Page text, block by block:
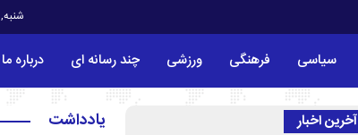
شنبه, ۱۷ مرداد , ۱۴۰۵
سیاسی فرهنگی ورزشی چند رسانه ای درباره ما
آخرین اخبار یادداشت